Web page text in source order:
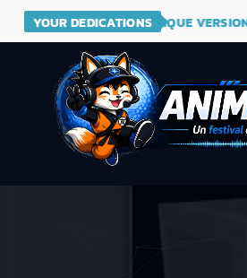
YOUR DEDICATIONS
BALL (GÉNÉRIQUE VERSION 1995)